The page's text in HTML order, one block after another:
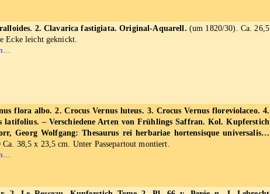
2. Clavarica fastigiata. Original-Aquarell. (um 1820/30). Ca. 26,5
Ecke leicht geknickt.
flora albo. 2. Crocus Vernus luteus. 3. Crocus Vernus floreviolaceo. 4.
latifolius. – Verschiedene Arten von Frühlings Saffran. Kol. Kupferstich
Georg Wolfgang: Thesaurus rei herbariae hortensisque universalis…
Ca. 38,5 x 23,5 cm. Unter Passepartout montiert.